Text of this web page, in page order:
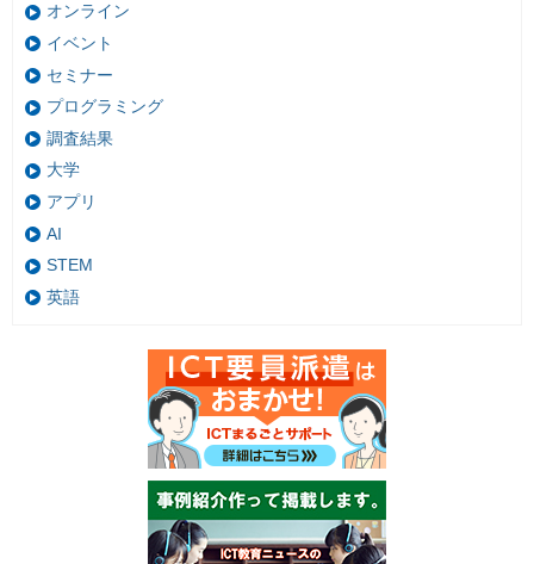
オンライン
イベント
セミナー
プログラミング
調査結果
大学
アプリ
AI
STEM
英語